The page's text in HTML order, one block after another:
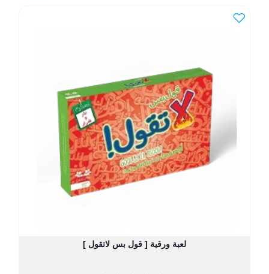
لعبة ورقية [ قول بس لاتقول ]